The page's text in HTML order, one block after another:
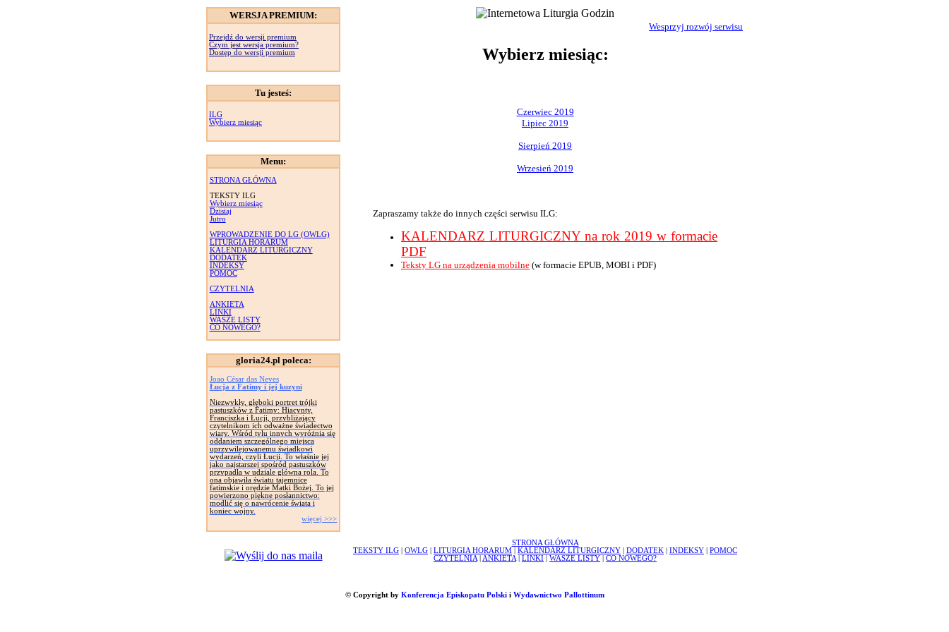
WERSJA PREMIUM:
Przejdź do wersji premium
Czym jest wersja premium?
Dostęp do wersji premium
Tu jesteś:
ILG
Wybierz miesiąc
Menu:
STRONA GŁÓWNA
TEKSTY ILG
Wybierz miesiąc
Dzisiaj
Jutro
WPROWADZENIE DO LG (OWLG)
LITURGIA HORARUM
KALENDARZ LITURGICZNY
DODATEK
INDEKSY
POMOC
CZYTELNIA
ANKIETA
LINKI
WASZE LISTY
CO NOWEGO?
gloria24.pl poleca:
Joao César das Neves
Łucja z Fatimy i jej kuzyni
Niezwykły, głęboki portret trójki
pastuszków z Fatimy: Hiacynty,
Franciszka i Łucji, przybliżający
czytelnikom ich odważne świadectwo
wiary. Wśród tylu innych wyróżnia się
oddaniem szczególnego miejsca
uprzywilejowanemu świadkowi
wydarzeń, czyli Łucji. To właśnie jej
jako najstarszej spośród pastuszków
przypadła w udziale główna rola. To
ona objawiła światu tajemnice
fatimskie i orędzie Matki Bożej. To jej
powierzono piękne posłannictwo:
modlić się o nawrócenie świata i
koniec wojny.
więcej >>>
Wesprzyj rozwój serwisu
Wybierz miesiąc:
Czerwiec 2019
Lipiec 2019
Sierpień 2019
Wrzesień 2019
Zapraszamy także do innych części serwisu ILG:
KALENDARZ LITURGICZNY na rok 2019 w formacie
PDF
Teksty LG na urządzenia mobilne (w formacie EPUB, MOBI i PDF)
STRONA GŁÓWNA
TEKSTY ILG
OWLG LITURGIA HORARUM KALENDARZ LITURGICZNY DODATEK INDEKSY
POMOC
CZYTELNIA
ANKIETA LINKI WASZE LISTY CO NOWEGO?
© Copyright by Konferencja Episkopatu Polskii Wydawnictwo Pallottinum